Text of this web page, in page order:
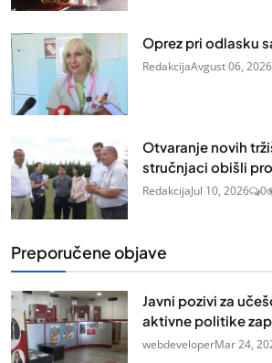
Oprez pri odlasku
RedakcijaAvgust 06, 2026
Otvaranje novih
stručnjaci obišli
RedakcijaJul 10, 2026 0
Preporučene objave
Javni pozivi za
aktivne politike
webdeveloperMar 24,